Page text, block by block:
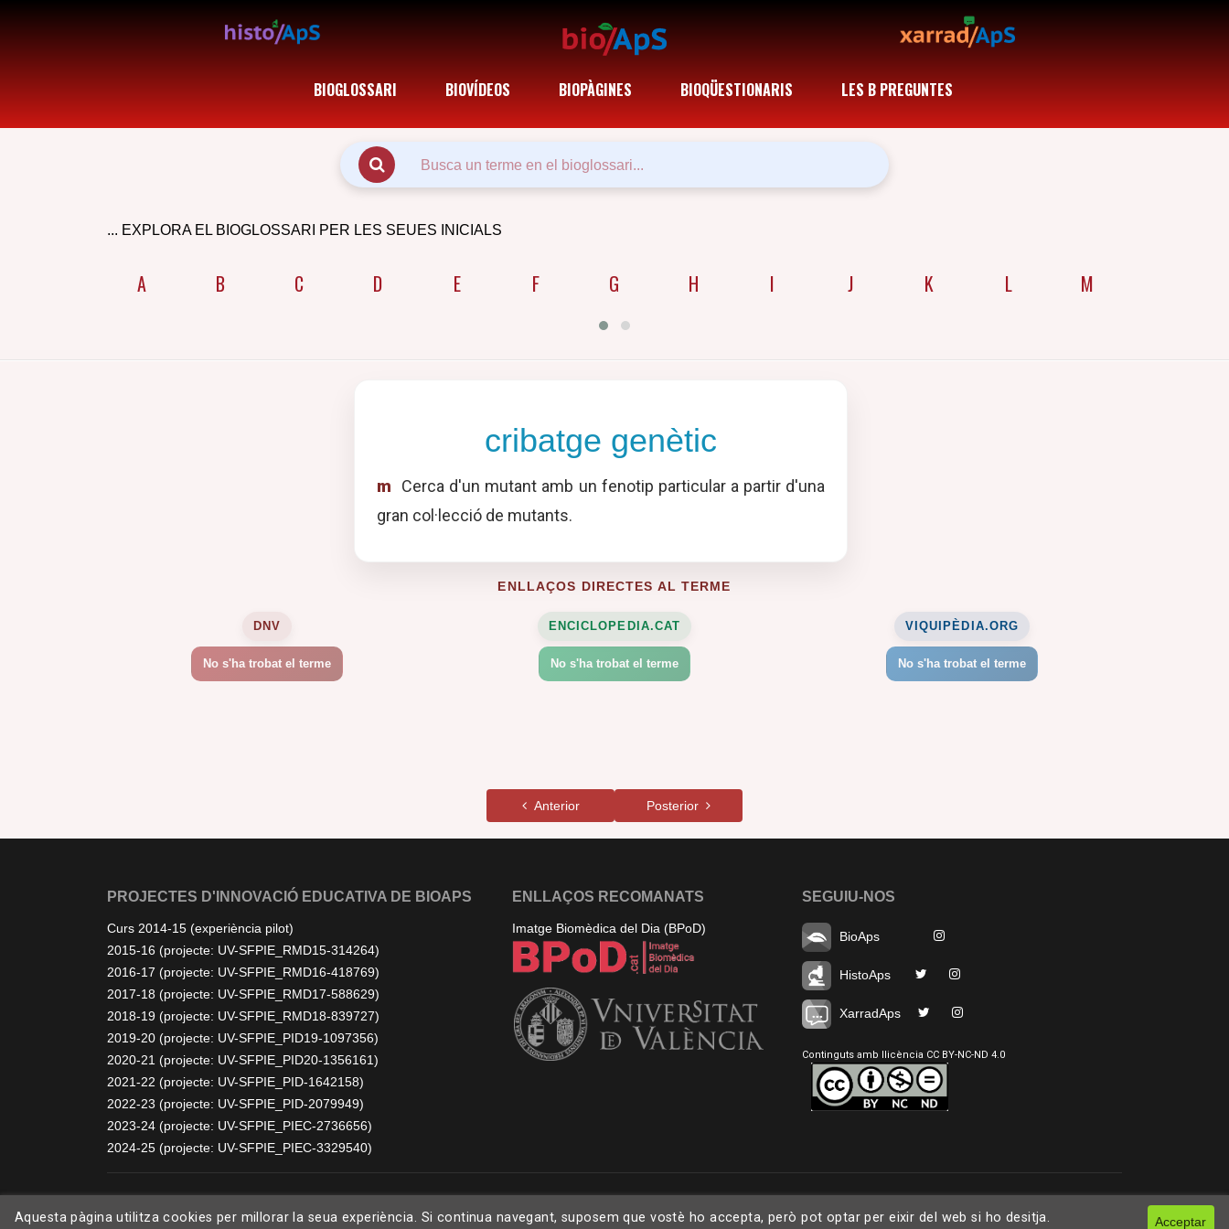
BIOGLOSSARI BIOVÍDEOS BIOPÀGINES BIOQÜESTIONARIS LES B PREGUNTES
... EXPLORA EL BIOGLOSSARI PER LES SEUES INICIALS
A B C D E F G H I J K L M
cribatge genètic
m
Cerca d'un mutant amb un fenotip particular a partir d'una
gran col·lecció de mutants.
ENLLAÇOS DIRECTES AL TERME
DNV
No s'ha trobat el terme
ENCICLOPEDIA.CAT
No s'ha trobat el terme
VIQUIPÈDIA.ORG
No s'ha trobat el terme
Anterior Posterior
PROJECTES D'INNOVACIÓ EDUCATIVA DE BIOAPS
Curs 2014-15 (experiència pilot)
2015-16 (projecte: UV-SFPIE_RMD15-314264)
2016-17 (projecte: UV-SFPIE_RMD16-418769)
2017-18 (projecte: UV-SFPIE_RMD17-588629)
2018-19 (projecte: UV-SFPIE_RMD18-839727)
2019-20 (projecte: UV-SFPIE_PID19-1097356)
2020-21 (projecte: UV-SFPIE_PID20-1356161)
2021-22 (projecte: UV-SFPIE_PID-1642158)
2022-23 (projecte: UV-SFPIE_PID-2079949)
2023-24 (projecte: UV-SFPIE_PIEC-2736656)
2024-25 (projecte: UV-SFPIE_PIEC-3329540)
ENLLAÇOS RECOMANATS
Imatge Biomèdica del Dia (BPoD)
SEGUIU-NOS
BioAps
HistoAps
XarradAps
Continguts amb llicència CC BY-NC-ND 4.0
© 2026 bioApS. Tots els drets reservats. Disseny perFree-Template.co Acceptar
Aquesta pàgina utilitza cookies per millorar la seua experiència. Si continua navegant, suposem que vostè ho accepta, però pot optar per eixir del web si ho desitja.